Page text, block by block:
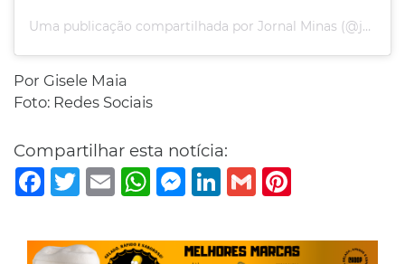
Uma publicação compartilhada por Jornal Minas (@jornalminas.com.br)
Por Gisele Maia
Foto: Redes Sociais
Compartilhar esta notícia:
Facebook
TwitterEmail WhatsAppMessenger
LinkedIn
Gmail